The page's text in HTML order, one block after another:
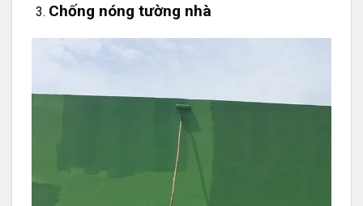
Chống nóng tường nhà